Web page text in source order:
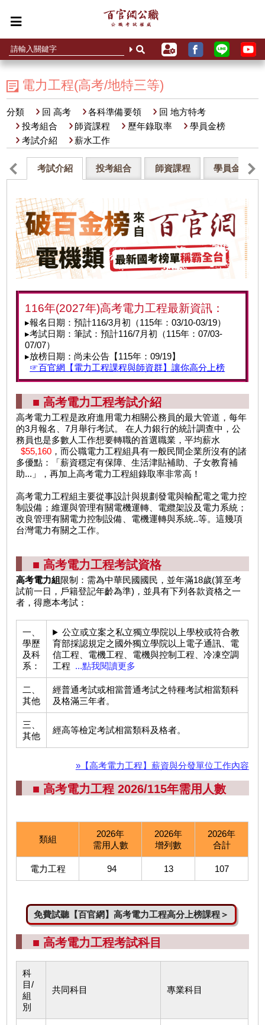
電力工程(高考/地特三等)
分類 回 高考 各科準備要領
回 地方特考
投考組合
師資課程 歷年錄取率
學員金榜
考試介紹
薪水工作
考試介紹 投考組合 師資課程 學員金榜
116年(2027年)高考電力工程最新資訊：
▸報名日期：預計116/3月初（115年：03/10-03/19）
▸考試日期：筆試：預計116/7月初（115年：07/03-
07/07）
▸放榜日期：尚未公告【115年：09/19】
☞百官網【電力工程課程與師資群】讓你高分上榜
■ 高考電力工程考試介紹
高考電力工程是政府進用電力相關公務員的最大管道，每年
的3月報名、7月舉行考試。 在人力銀行的統計調查中，公
務員也是多數人工作想要轉職的首選職業，平均薪水
$55,160 ，而公職電力工程組具有一般民間企業所沒有的諸
多優點：「薪資穩定有保障、生活津貼補助、子女教育補
助...」，再加上高考電力工程組錄取率非常高！
高考電力工程組主要從事設計與規劃發電與輸配電之電力控
制設備；維運與管理有關電機運轉、電纜架設及電力系統；
改良管理有關電力控制設備、電機運轉與系統..等。這幾項
台灣電力有關之工作。
■ 高考電力工程考試資格
高考電力組限制：需為中華民國國民，並年滿18歲(算至考
試前一日，戶籍登記年齡為準)，並具有下列各款資格之一
者，得應本考試：
一、
學歷
及科
系：
公立或立案之私立獨立學院以上學校或符合教
育部採認規定之國外獨立學院以上電子通訊、電
信工程、電機工程、電機與控制工程、冷凍空調
工程 ...點我閱讀更多
二、
其他
經普通考試或相當普通考試之特種考試相當類科
及格滿三年者。
三、
其他
經高等檢定考試相當類科及格者。
»【高考電力工程】薪資與分發單位工作內容
■ 高考電力工程 2026/115年需用人數
類組
2026年
需用人數
2026年
增列數
2026年
合計
電力工程 94 13 107
免費試聽【百官網】高考電力工程高分上榜課程＞
■ 高考電力工程考試科目
科
目/
組
別
共同科目 專業科目